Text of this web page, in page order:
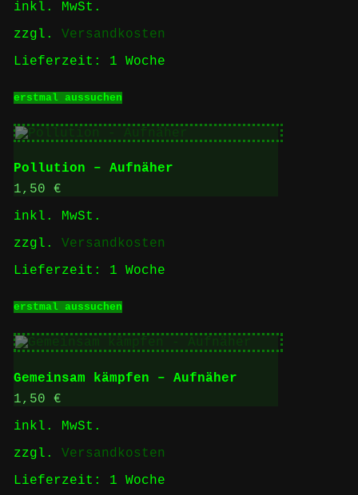
Produktseite
werden
inkl. MwSt.
zzgl. Versandkosten
Lieferzeit: 1 Woche
erstmal aussuchenProdukt
mehrere
Varianten
auf.
Die
Produktseite
werden
Pollution – Aufnäher
1,50 €
inkl. MwSt.
zzgl. Versandkosten
Lieferzeit: 1 Woche
erstmal aussuchenProdukt
mehrere
Varianten
auf.
Die
Produktseite
werden
Gemeinsam kämpfen – Aufnäher
1,50 €
inkl. MwSt.
zzgl. Versandkosten
Lieferzeit: 1 Woche